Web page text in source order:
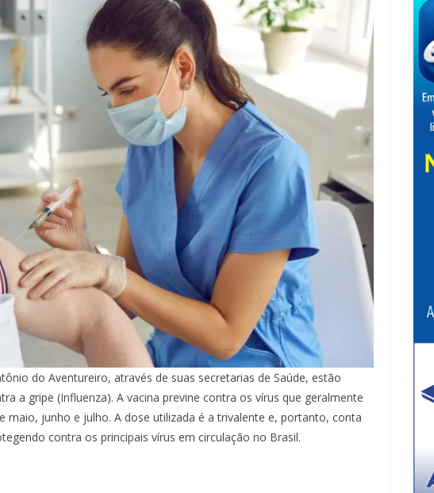
do Aventureiro, através de suas secretarias de Saúde, estão
a gripe (Influenza). A vacina previne contra os vírus que geralmente
maio, junho e julho. A dose utilizada é a trivalente e, portanto, conta
contra os principais vírus em circulação no Brasil.